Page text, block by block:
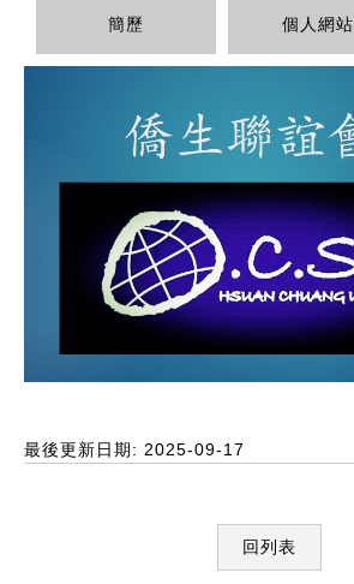
簡歷 個人網站
最後更新日期: 2025-09-17
回列表